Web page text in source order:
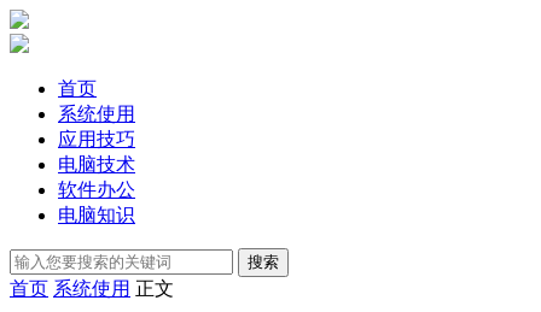
首页
系统使用
应用技巧
电脑技术
软件办公
电脑知识
首页 系统使用 正文